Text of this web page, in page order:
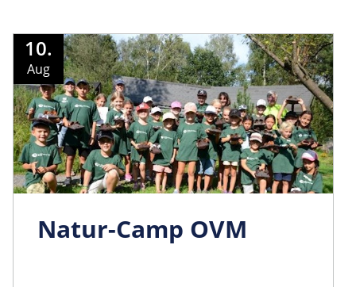
10.
Aug
Natur-Camp OVM